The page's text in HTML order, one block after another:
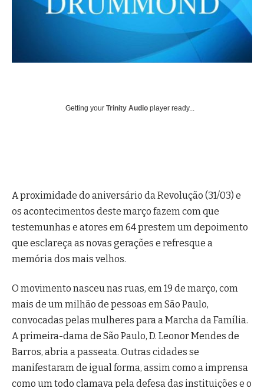
Getting your Trinity Audio player ready...
A proximidade do aniversário da Revolução (31/03) e
os acontecimentos deste março fazem com que
testemunhas e atores em 64 prestem um depoimento
que esclareça as novas gerações e refresque a
memória dos mais velhos.
O movimento nasceu nas ruas, em 19 de março, com
mais de um milhão de pessoas em São Paulo,
convocadas pelas mulheres para a Marcha da Família.
A primeira-dama de São Paulo, D. Leonor Mendes de
Barros, abria a passeata. Outras cidades se
manifestaram de igual forma, assim como a imprensa
como um todo clamava pela defesa das instituições e o